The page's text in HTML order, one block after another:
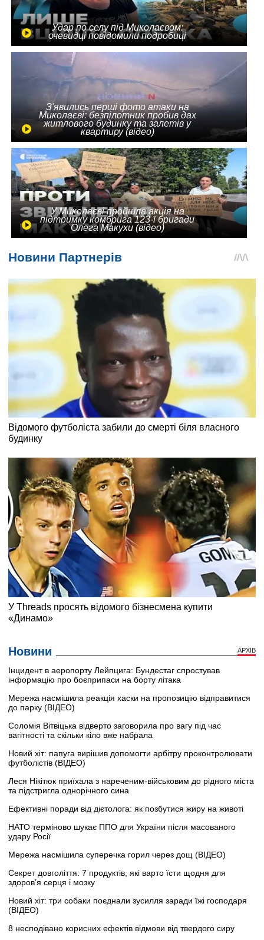
Удар по селу під Миколаєвом:
очевидці повідомили подробиці
З'явились перші фото атаки на
Миколаєві: безпілотник пробив дах
житлового будинку та залетів у
квартиру (відео)
У Миколаєві пройшла акція на
підтримку комбрига 123-ї бригади
Олега Макухи (відео)
Новини АРХІВ
Інцидент в аеропорту Лейпцига: Бундестаг спростував
інформацію про боєприпаси на борту літака
Мережа насмішила реакція хаски на пропозицію відправитися
до парку (ВІДЕО)
Соломія Вітвіцька відверто заговорила про вагу під час
вагітності та скільки кіло вже набрала
Новий хіт: папуга вирішив допомогти арбітру проконтролювати
футболістів (ВІДЕО)
Леся Нікітюк приїхала з нареченим-військовим до рідного міста
та підстригла однорічного сина
Ефективні поради від дієтолога: як позбутися жиру на животі
НАТО терміново шукає ППО для України після масованого
удару Росії
Мережа насмішила суперечка горил через дощ (ВІДЕО)
Секрет довголіття: 7 продуктів, які варто їсти щодня для
здоров’я серця і мозку
Новий хіт: три собаки поєднали зусилля заради їжі господаря
(ВІДЕО)
8 несподівано корисних ефектів відмови від твердого сиру